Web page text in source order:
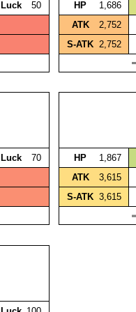
Luck
50
HP
1,686
ATK
2,752
S‑ATK 2,752
Luck
70
HP
1,867
ATK
3,615
S‑ATK 3,615